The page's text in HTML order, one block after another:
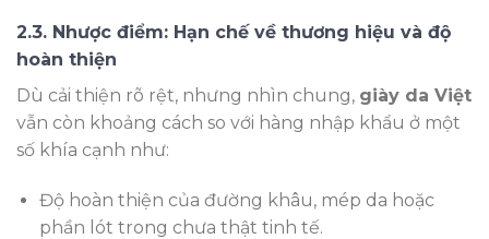
2.3. Nhược điểm: Hạn chế về thương hiệu và độ
hoàn thiện
Dù cải thiện rõ rệt, nhưng nhìn chung, giày da Việt
vẫn còn khoảng cách so với hàng nhập khẩu ở một
số khía cạnh như:
Độ hoàn thiện của đường khâu, mép da hoặc
phần lót trong chưa thật tinh tế.